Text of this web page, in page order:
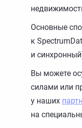
Основные
к
и
Вы можете
силами или
у наших
на